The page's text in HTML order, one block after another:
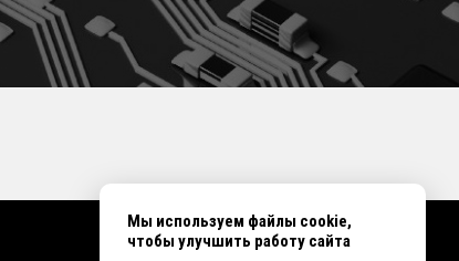
Мы используем файлы cookie,
чтобы улучшить работу сайта